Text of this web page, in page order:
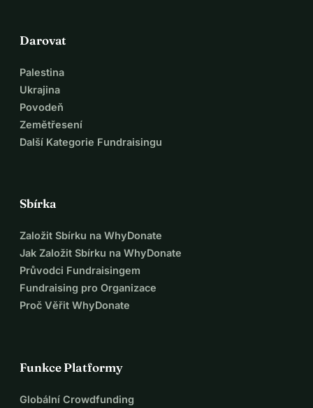
Darovat
Palestina
Ukrajina
Povodeň
Zemětřesení
Další Kategorie Fundraisingu
Sbírka
Založit Sbírku na WhyDonate
Jak Založit Sbírku na WhyDonate
Průvodci Fundraisingem
Fundraising pro Organizace
Proč Věřit WhyDonate
Funkce Platformy
Globální Crowdfunding